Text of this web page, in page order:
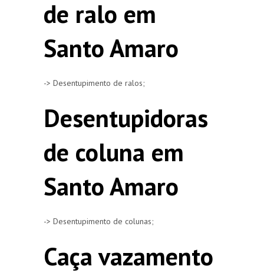
de ralo em
Santo Amaro
-> Desentupimento de ralos;
Desentupidoras
de coluna em
Santo Amaro
-> Desentupimento de colunas;
Caça vazamento